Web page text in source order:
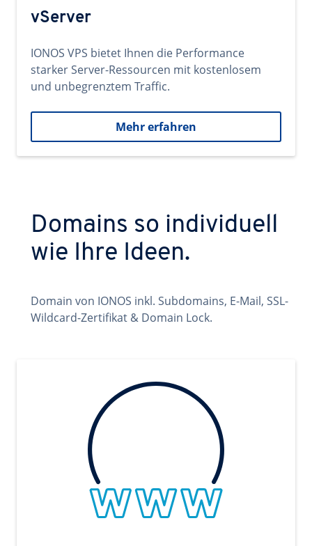
vServer
IONOS VPS bietet Ihnen die Performance
starker Server-Ressourcen mit kostenlosem
und unbegrenztem Traffic.
Mehr erfahren
Domains so individuell
wie Ihre Ideen.
Domain von IONOS inkl. Subdomains, E-Mail, SSL-
Wildcard-Zertifikat & Domain Lock.